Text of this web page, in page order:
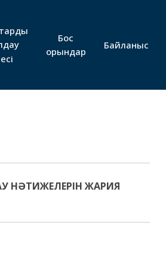
Бос
орындар
Байланыс
НӘТИЖЕЛЕРІН ЖАРИЯ